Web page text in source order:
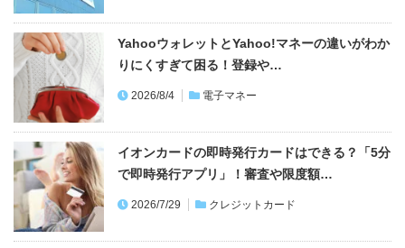
YahooウォレットとYahoo!マネーの違いがわか
りにくすぎて困る！登録や…
2026/8/4 電子マネー
イオンカードの即時発行カードはできる？「5分
で即時発行アプリ」！審査や限度額…
2026/7/29 クレジットカード